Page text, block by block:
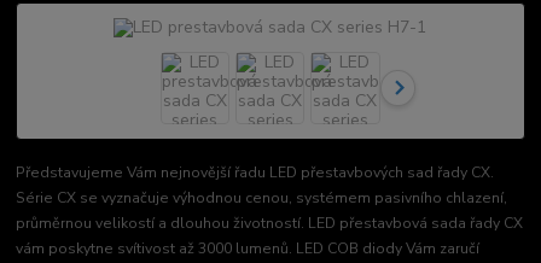
Představujeme Vám nejnovější řadu LED přestavbových sad řady CX.
Série CX se vyznačuje výhodnou cenou, systémem pasivního chlazení,
průměrnou velikostí a dlouhou životností. LED přestavbová sada řady CX
vám poskytne svítivost až 3000 lumenů. LED COB diody Vám zaručí